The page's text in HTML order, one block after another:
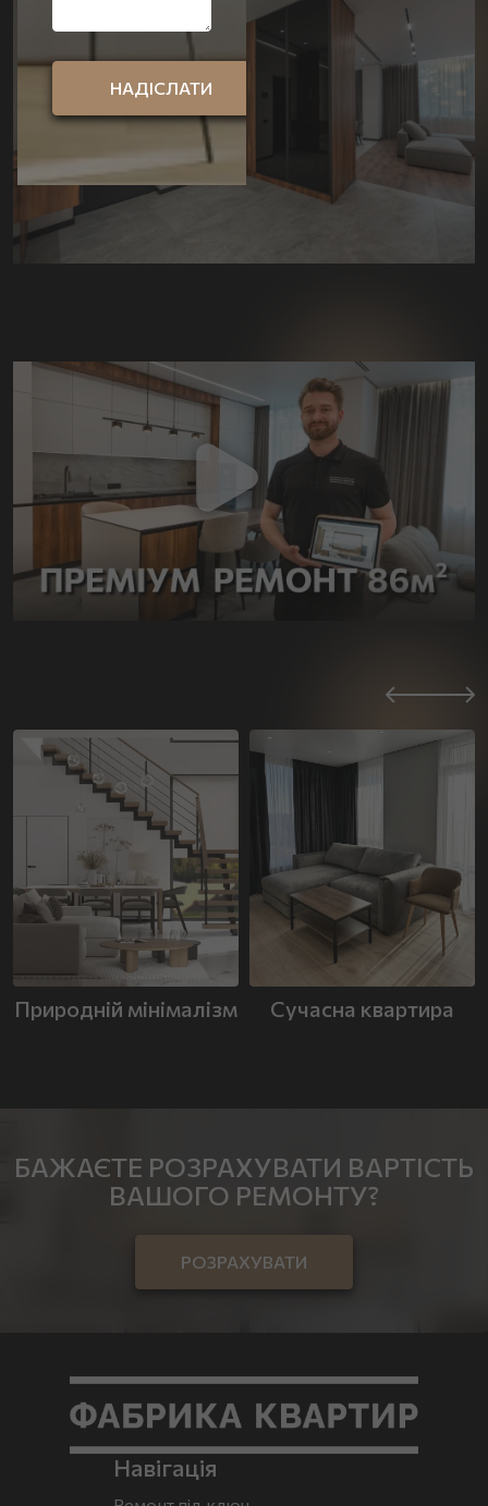
Природній мінімалізм Сучасна квартира
БАЖАЄТЕ РОЗРАХУВАТИ ВАРТІСТЬ
ВАШОГО РЕМОНТУ?
РОЗРАХУВАТИ
Навігація